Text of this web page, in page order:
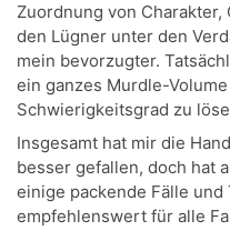
Zuordnung von
den Lügner unter den
mein bevorzugter.
ein ganzes Murdle-
Schwierigkeitsgrad zu
Insgesamt hat mir die
besser gefallen, doch hat
einige packende Fälle
empfehlenswert für alle